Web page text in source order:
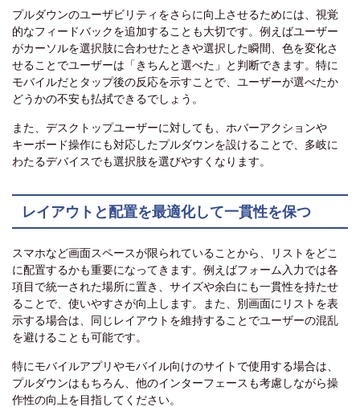
プルダウンのユーザビリティをさらに向上させるためには、視覚
的なフィードバックを追加することも大切です。例えばユーザー
がカーソルを選択肢に合わせたときや選択した瞬間、色を変化さ
せることでユーザーは「きちんと選べた」と判断できます。特に
モバイルだとタップ後の反応を示すことで、ユーザーが選べたか
どうかの不安も払拭できるでしょう。
また、デスクトップユーザーに対しても、ホバーアクションや
キーボード操作にも対応したプルダウンを設けることで、多岐に
わたるデバイスでも選択肢を選びやすくなります。
レイアウトと配置を最適化して一貫性を保つ
スマホなど画面スペースが限られていることから、リストをどこ
に配置するかも重要になってきます。例えばフォーム入力では各
項目で統一された場所に置き、サイズや余白にも一貫性を持たせ
ることで、使いやすさが向上します。また、別画面にリストを表
示する場合は、同じレイアウトを維持することでユーザーの混乱
を避けることも可能です。
特にモバイルアプリやモバイル向けのサイトで使用する場合は、
プルダウンはもちろん、他のインターフェースも考慮しながら操
作性の向上を目指してください。